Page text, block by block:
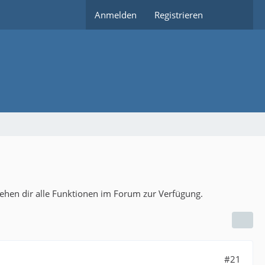
Anmelden Registrieren
dir alle Funktionen im Forum zur Verfügung.
#21